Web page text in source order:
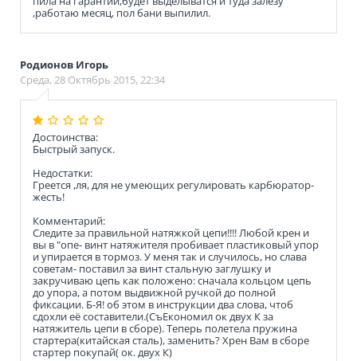
,работаю месяц, пол бани выпилил.
Родионов Игорь
Среда, 28 Октябрь 2015, 22:34
Достоинства:
Быстрый запуск.
Недостатки:
Греется ,ля, для не умеющих регулировать карбюратор-
жесть!
Комментарий:
Следите за правильной натяжкой цепи!!!! Любой крен и
вы в "опе- винт натяжителя пробивает пластиковый упор
и упирается в тормоз. У меня так и случилось, но слава
советам- поставил за винт стальную заглушку и
закручиваю цепь как положено: сначала кольцом цепь
до упора, а потом выдвижной ручкой до полной
фиксации. Б-Я! об этом в инструкции два слова, чтоб
сдохли её составители.(СъЕкономил ок двух К за
натяжитель цепи в сборе). Теперь полетела пружина
стартера(китайская сталь), заменить? Хрен Вам в сборе
стартер покупай( ок. двух К)